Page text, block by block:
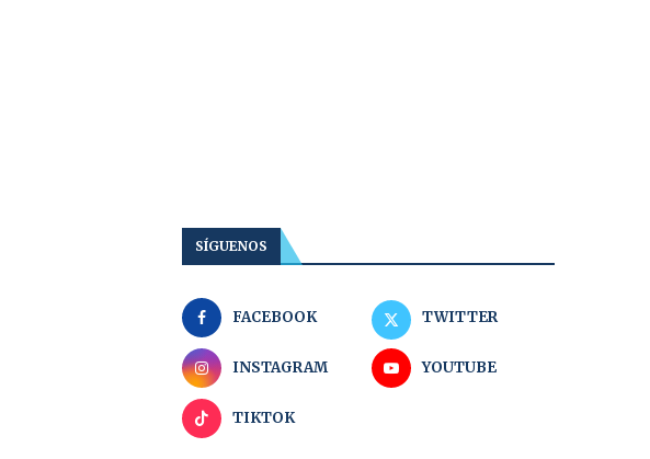
SÍGUENOS
FACEBOOK TWITTER
INSTAGRAM YOUTUBE
TIKTOK